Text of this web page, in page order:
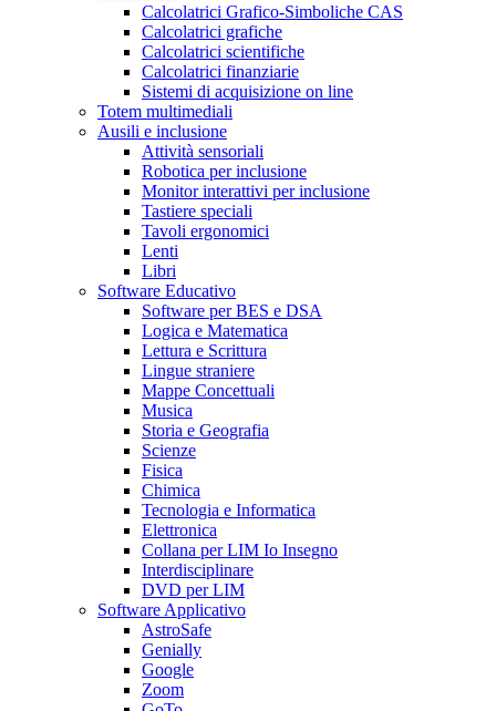
Calcolatrici Grafico-Simboliche CAS
Calcolatrici grafiche
Calcolatrici scientifiche
Calcolatrici finanziarie
Sistemi di acquisizione on line
Totem multimediali
Ausili e inclusione
Attività sensoriali
Robotica per inclusione
Monitor interattivi per inclusione
Tastiere speciali
Tavoli ergonomici
Lenti
Libri
Software Educativo
Software per BES e DSA
Logica e Matematica
Lettura e Scrittura
Lingue straniere
Mappe Concettuali
Musica
Storia e Geografia
Scienze
Fisica
Chimica
Tecnologia e Informatica
Elettronica
Collana per LIM Io Insegno
Interdisciplinare
DVD per LIM
Software Applicativo
AstroSafe
Genially
Google
Zoom